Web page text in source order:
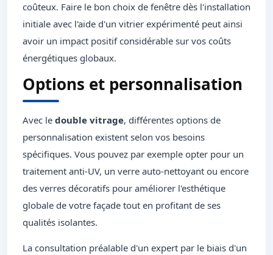
coûteux. Faire le bon choix de fenêtre dès l'installation
initiale avec l'aide d'un vitrier expérimenté peut ainsi
avoir un impact positif considérable sur vos coûts
énergétiques globaux.
Options et personnalisation
Avec le double vitrage, différentes options de
personnalisation existent selon vos besoins
spécifiques. Vous pouvez par exemple opter pour un
traitement anti-UV, un verre auto-nettoyant ou encore
des verres décoratifs pour améliorer l'esthétique
globale de votre façade tout en profitant de ses
qualités isolantes.
La consultation préalable d'un expert par le biais d'un